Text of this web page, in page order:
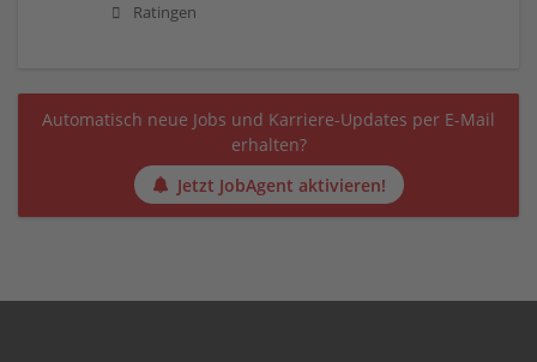
Ratingen
Automatisch neue Jobs und Karriere-Updates per E-Mail
erhalten?
Jetzt JobAgent aktivieren!